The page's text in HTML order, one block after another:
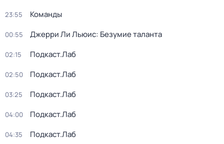
23:55 Команды
00:55 Джерри Ли Льюис: Безумие таланта
02:15 Подкаст.Лаб
02:50 Подкаст.Лаб
03:25 Подкаст.Лаб
04:00 Подкаст.Лаб
04:35 Подкаст.Лаб